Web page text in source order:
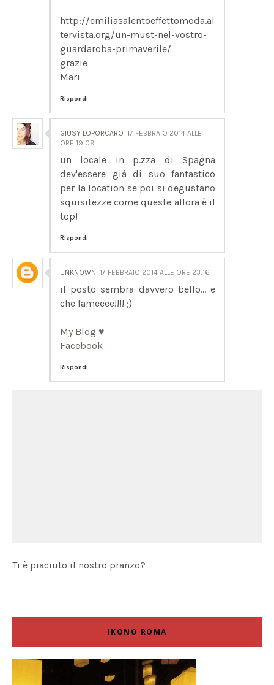
http://emiliasalentoeffettomoda.al
tervista.org/un-must-nel-vostro-
guardaroba-primaverile/
grazie
Mari
Rispondi
GIUSY LOPORCARO 17 FEBBRAIO 2014 ALLE
ORE 19:09
un locale in p.zza di Spagna
dev'essere già di suo fantastico
per la location se poi si degustano
squisitezze come queste allora è il
top!
Rispondi
UNKNOWN 17 FEBBRAIO 2014 ALLE ORE 23:16
il posto sembra davvero bello... e
che fameeee!!!! ;)
My Blog ♥
Facebook
Rispondi
Ti è piaciuto il nostro pranzo?
IKONO ROMA